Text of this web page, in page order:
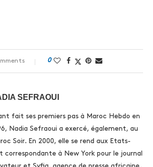
0
SEFRAOUI
fait ses premiers pas à Maroc Hebdo en
Nadia Sefraoui a exercé, également, au
Soir. En 2000, elle se rend aux Etats-
correspondante à New York pour le journal
et Syfia, agence de presse africaine.